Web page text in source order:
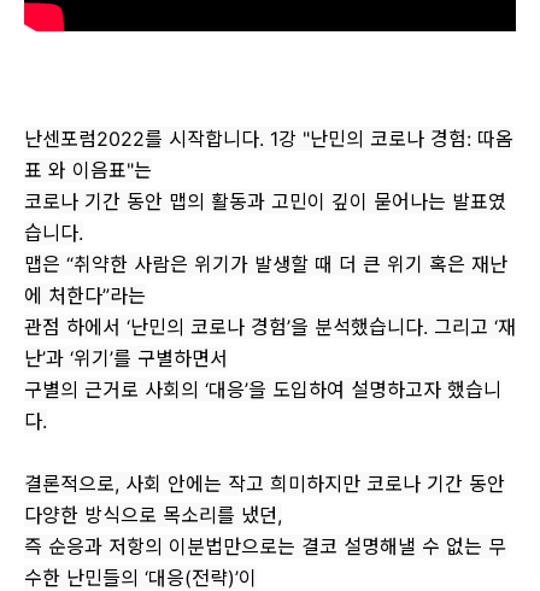
난센포럼2022를 시작합니다. 1강 "난민의 코로나 경험: 따옴
표 와 이음표"는
코로나 기간 동안 맵의 활동과 고민이 깊이 묻어나는 발표였
습니다.
맵은 “취약한 사람은 위기가 발생할 때 더 큰 위기 혹은 재난
에 처한다”라는
관점 하에서 ‘난민의 코로나 경험’을 분석했습니다. 그리고 ‘재
난’과 ‘위기’를 구별하면서
구별의 근거로 사회의 ‘대응’을 도입하여 설명하고자 했습니
다.
결론적으로, 사회 안에는 작고 희미하지만 코로나 기간 동안
다양한 방식으로 목소리를 냈던,
즉 순응과 저항의 이분법만으로는 결코 설명해낼 수 없는 무
수한 난민들의 ‘대응(전략)’이